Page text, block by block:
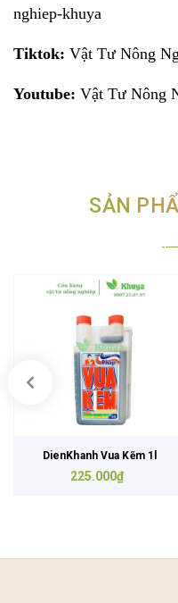
nghiep-khuya
Tiktok: Vật Tư Nông
Youtube: Vật Tư Nông
SẢN
DienKhanh Vua Kẽm 1l
225.000₫